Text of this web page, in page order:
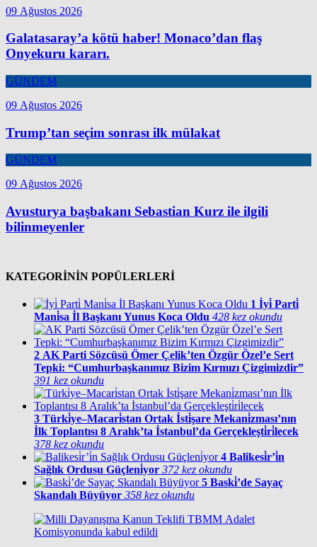
09 Ağustos 2026
Galatasaray’a kötü haber! Monaco’dan flaş
Onyekuru kararı.
GÜNDEM
09 Ağustos 2026
Trump’tan seçim sonrası ilk mülakat
GÜNDEM
09 Ağustos 2026
Avusturya başbakanı Sebastian Kurz ile ilgili
bilinmeyenler
KATEGORİNİN POPÜLERLERİ
1 İyi̇ Parti̇
Mani̇sa İl Başkanı Yunus Koca Oldu 428 kez okundu
2 AK Parti Sözcüsü Ömer Çelik’ten Özgür Özel’e Sert
Tepki: “Cumhurbaşkanımız Bizim Kırmızı Çizgimizdir”
391 kez okundu
3 Türki̇ye–Macari̇stan Ortak İsti̇şare Mekani̇zması’nın
İlk Toplantısı 8 Aralık’ta İstanbul’da Gerçekleşti̇ri̇lecek
378 kez okundu
4 Balikesi̇r’i̇n
Sağlık Ordusu Güçleni̇yor 372 kez okundu
5 Baski̇’de Sayaç
Skandalı Büyüyor 358 kez okundu